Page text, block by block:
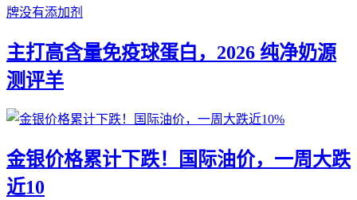
主打高含量免疫球蛋白，2026 纯净奶源
测评羊
金银价格累计下跌！国际油价，一周大跌
近10